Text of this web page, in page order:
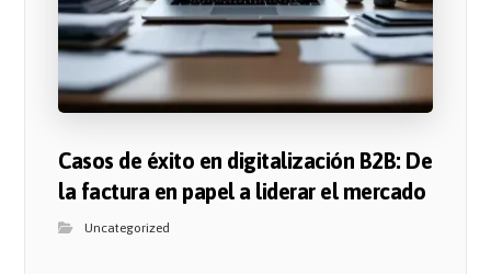
Casos de éxito en digitalización B2B: De
la factura en papel a liderar el mercado
Uncategorized